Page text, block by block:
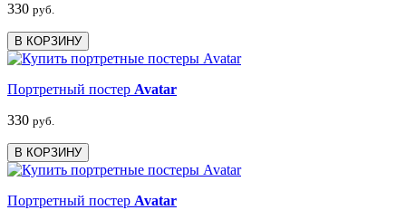
330 руб.
В КОРЗИНУ
Портретный постер Avatar
330 руб.
В КОРЗИНУ
Портретный постер Avatar